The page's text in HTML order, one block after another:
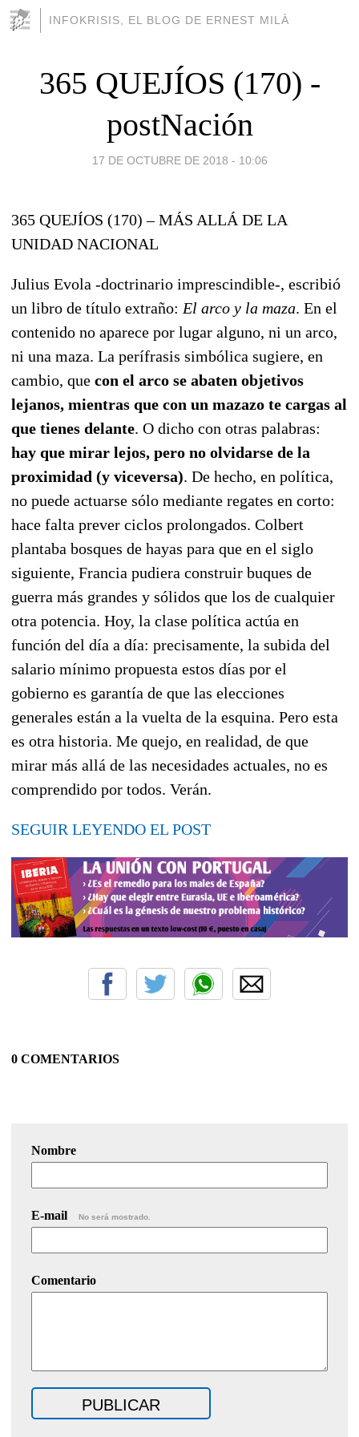
INFOKRISIS, EL BLOG DE ERNEST MILÀ
365 QUEJÍOS (170) -
postNación
17 DE OCTUBRE DE 2018 - 10:06
365 QUEJÍOS (170) – MÁS ALLÁ DE LA
UNIDAD NACIONAL
Julius Evola -doctrinario imprescindible-, escribió
un libro de título extraño: El arco y la maza. En el
contenido no aparece por lugar alguno, ni un arco,
ni una maza. La perífrasis simbólica sugiere, en
cambio, que con el arco se abaten objetivos
lejanos, mientras que con un mazazo te cargas al
que tienes delante. O dicho con otras palabras:
hay que mirar lejos, pero no olvidarse de la
proximidad (y viceversa). De hecho, en política,
no puede actuarse sólo mediante regates en corto:
hace falta prever ciclos prolongados. Colbert
plantaba bosques de hayas para que en el siglo
siguiente, Francia pudiera construir buques de
guerra más grandes y sólidos que los de cualquier
otra potencia. Hoy, la clase política actúa en
función del día a día: precisamente, la subida del
salario mínimo propuesta estos días por el
gobierno es garantía de que las elecciones
generales están a la vuelta de la esquina. Pero esta
es otra historia. Me quejo, en realidad, de que
mirar más allá de las necesidades actuales, no es
comprendido por todos. Verán.
SEGUIR LEYENDO EL POST
0 COMENTARIOS
Nombre
E-mail No será mostrado.
Comentario